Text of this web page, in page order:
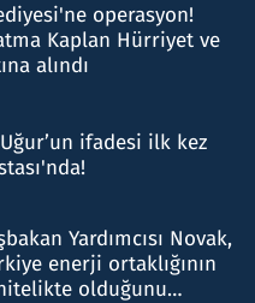
operasyon!
Kaplan Hürriyet ve
alındı
ifadesi ilk kez
Yardımcısı Novak,
enerji ortaklığının
olduğunu